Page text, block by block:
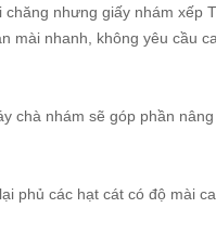
nhưng giấy nhám xếp
nhanh, không yêu cầu
chà nhám sẽ góp phần
phủ các hạt cát có độ mài